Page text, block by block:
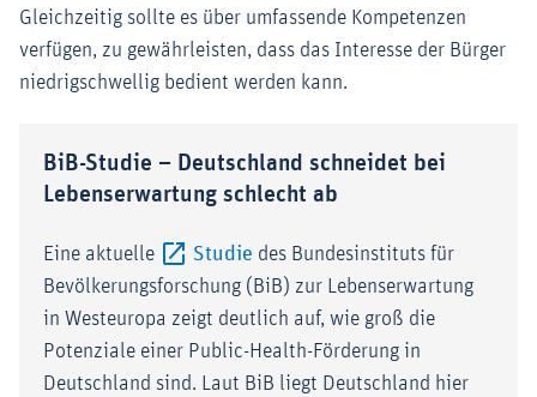
Gleichzeitig sollte es über umfassende Kompetenzen
verfügen, zu gewährleisten, dass das Interesse der Bürger
niedrigschwellig bedient werden kann.
BiB-Studie – Deutschland schneidet bei
Lebenserwartung schlecht ab
Eine aktuelle Studie Externer-Link (Öffnet im neuen
des Bundesinstituts für
Bevölkerungsforschung (BiB) zur Lebenserwartung
in Westeuropa zeigt deutlich auf, wie groß die
Potenziale einer Public-Health-Förderung in
Deutschland sind. Laut BiB liegt Deutschland hier